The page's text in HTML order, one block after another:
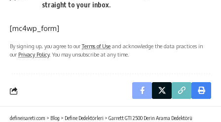
straight to your inbox.
[mc4wp_form]
By signing up, you agree to ourTerms of Use and acknowledge the data practices in
our Privacy Policy. You may unsubscribe at any time.
defineisareti.com > Blog > Define Dedektörleri > Garrett GTI 2500 Derin Arama Dedektörü